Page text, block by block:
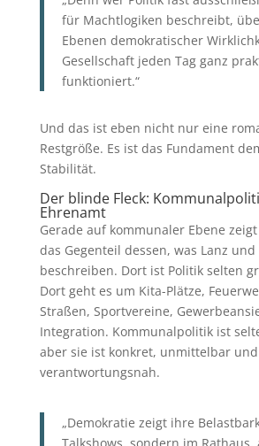
für Machtlogiken beschreibt,
Ebenen demokratischer
Gesellschaft jeden Tag ganz
funktioniert.“
Und das ist eben nicht nur eine
Restgröße. Es ist das Fundament
Stabilität.
Der blinde Fleck:
Ehrenamt
Gerade auf kommunaler Ebene
das Gegenteil dessen, was Lanz und
beschreiben. Dort ist Politik selten
Dort geht es um Kita-Plätze,
Straßen, Sportvereine,
Integration. Kommunalpolitik ist
aber sie ist konkret, unmittelbar und
verantwortungsnah.
„Demokratie zeigt ihre
Talkshows, sondern im Rathaus,